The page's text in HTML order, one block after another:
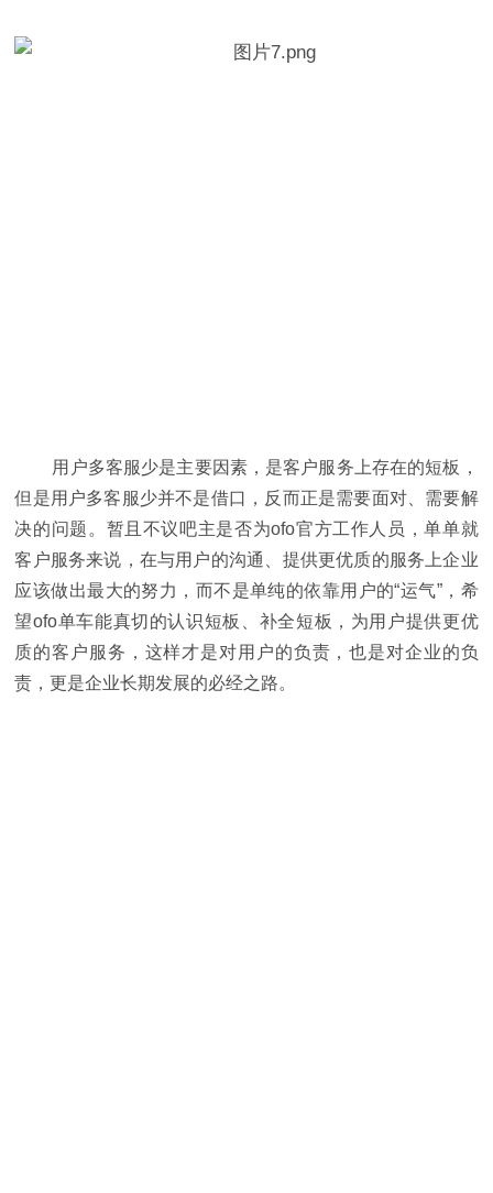
用户多客服少是主要因素，是客户服务上存在的短板，
但是用户多客服少并不是借口，反而正是需要面对、需要解
决的问题。暂且不议吧主是否为ofo官方工作人员，单单就
客户服务来说，在与用户的沟通、提供更优质的服务上企业
应该做出最大的努力，而不是单纯的依靠用户的“运气”，希
望ofo单车能真切的认识短板、补全短板，为用户提供更优
质的客户服务，这样才是对用户的负责，也是对企业的负
责，更是企业长期发展的必经之路。